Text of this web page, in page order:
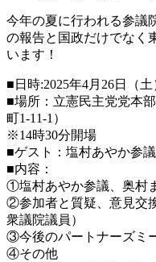
今年の夏に行われる参議
の報告と国政だけでなく
います！
■日時:2025年4月26日（土
■場所：立憲民主党党本
町1-11-1）
※14時30分開場
■ゲスト：塩村あやか参
■内容：
①塩村あやか参議、奥村
②参加者と質疑、意見交
衆議院議員）
③今後のパートナーズミ
④その他